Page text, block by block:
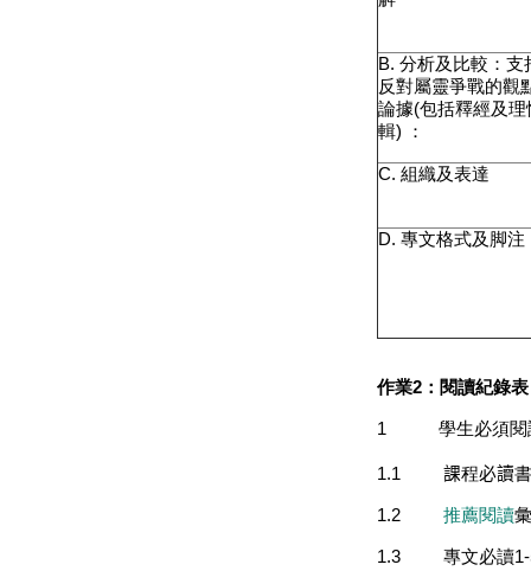
B.分析及比較：支
反對屬靈爭戰的觀
論據(包括釋經及理
輯) ：
C.組織及表達
D.專文格式及脚注
作業2 ：閱讀紀錄表
1學生必須
1.1課程必讀
1.2推薦閱讀
1.3專文必讀